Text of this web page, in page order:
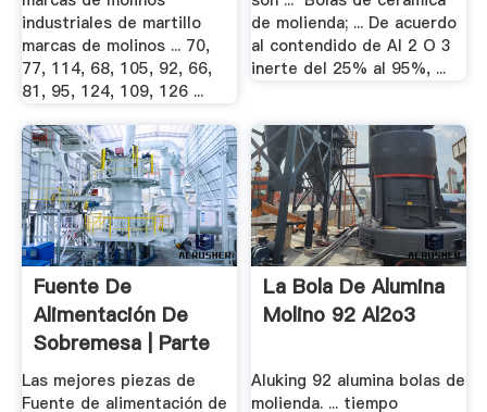
industriales de martillo
marcas de molinos ... 70,
77, 114, 68, 105, 92, 66,
81, 95, 124, 109, 126 ...
de molienda; ... De acuerdo
al contendido de Al 2 O 3
inerte del 25% al 95%, ...
Fuente De
Alimentación De
Sobremesa | Parte
De .
Las mejores piezas de
Fuente de alimentación de
La Bola De Alumina
Molino 92 Al2o3
Aluking 92 alumina bolas de
molienda. ... tiempo